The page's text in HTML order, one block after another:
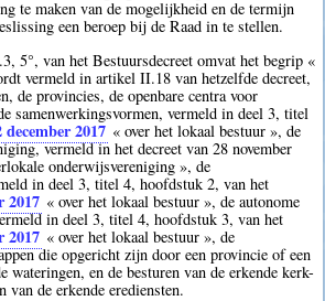
te maken van de mogelijkheid en de termijn
een beroep bij de Raad in te stellen.
5°, van het Bestuursdecreet omvat het begrip «
vermeld in artikel II.18 van hetzelfde decreet,
de provincies, de openbare centra voor
samenwerkingsvormen, vermeld in deel 3, titel
2017 « over het lokaal bestuur », de
vermeld in het decreet van 28 november
onderwijsvereniging », de
in deel 3, titel 4, hoofdstuk 2, van het
2017 « over het lokaal bestuur », de autonome
in deel 3, titel 4, hoofdstuk 3, van het
2017 « over het lokaal bestuur », de
die opgericht zijn door een provincie of een
wateringen, en de besturen van de erkende kerk-
van de erkende erediensten.